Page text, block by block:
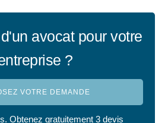
avocat pour votre
?
VOTRE DEMANDE
Obtenez gratuitement 3 devis